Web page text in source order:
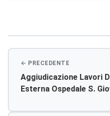
Aggiudicazione Lavori
Esterna Ospedale S.